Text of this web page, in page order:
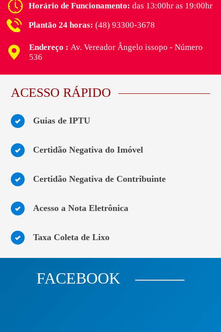
Horário de Funcionamento:das 13:00hr as 19:00hr
Plantão 24 horas: (48) 93300-3678
Endereço : Av. Vereador Ângelo issopo - Número
536
ACESSO RÁPIDO
Guias de IPTU
Certidão Negativa do Imóvel
Certidão Negativa de Contribuinte
Acesso a Nota Eletrônica
Taxa Coleta de Lixo
FACEBOOK